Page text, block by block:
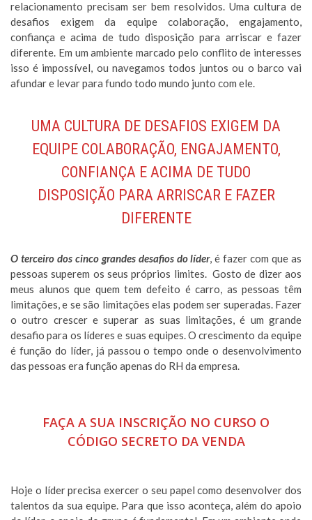
relacionamento precisam ser bem resolvidos. Uma cultura de
desafios exigem da equipe colaboração, engajamento,
confiança e acima de tudo disposição para arriscar e fazer
diferente. Em um ambiente marcado pelo conflito de interesses
isso é impossível, ou navegamos todos juntos ou o barco vai
afundar e levar para fundo todo mundo junto com ele.
UMA CULTURA DE DESAFIOS EXIGEM DA
EQUIPE COLABORAÇÃO, ENGAJAMENTO,
CONFIANÇA E ACIMA DE TUDO
DISPOSIÇÃO PARA ARRISCAR E FAZER
DIFERENTE
O terceiro dos cinco grandes desafios do líder, é fazer com que as
pessoas superem os seus próprios limites. Gosto de dizer aos
meus alunos que quem tem defeito é carro, as pessoas têm
limitações, e se são limitações elas podem ser superadas. Fazer
o outro crescer e superar as suas limitações, é um grande
desafio para os líderes e suas equipes. O crescimento da equipe
é função do líder, já passou o tempo onde o desenvolvimento
das pessoas era função apenas do RH da empresa.
FAÇA A SUA INSCRIÇÃO NO CURSO O
CÓDIGO SECRETO DA VENDA
Hoje o líder precisa exercer o seu papel como desenvolver dos
talentos da sua equipe. Para que isso aconteça, além do apoio